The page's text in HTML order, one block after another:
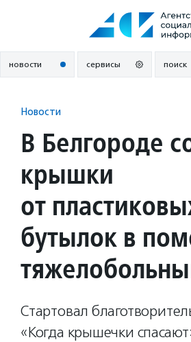
новости сервисы поиск
Новости
В Белгороде
крышки
от
бутылок в
Стартовал
«Когда крышечки